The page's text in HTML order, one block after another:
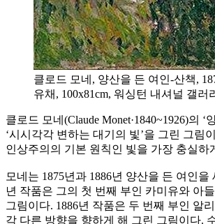
클로드 모네, 양산을 든 여인-산책,
유채, 100x81cm, 워싱턴 내셔널 갤러
클로드 모네(Claude Monet·1840~1926)의 ‘
‘시시각각 변하는 대기의 빛’을 그린 그림
인상주의의 기본 원칙인 빛을 가장 충실하
모네는 1875년과 1886년 양산을 든 여인을
년 작품은 그의 첫 번째 부인 카미유와 아
그림이다. 1886년 작품은 두 번째 부인 알
각 다른 방향을 향하게 해 그린 그림이다.